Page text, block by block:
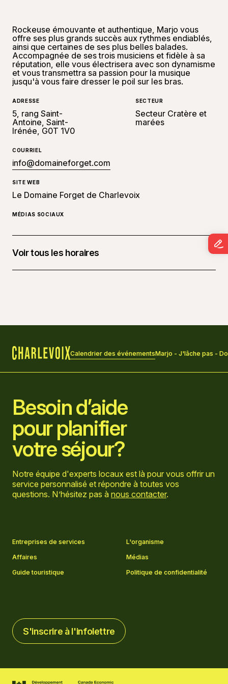
Rockeuse émouvante et authentique, Marjo vous
offre ses plus grands succès aux rythmes endiablés,
ainsi que certaines de ses plus belles balades.
Accompagnée de ses trois musiciens et fidèle à sa
réputation, elle vous électrisera avec son dynamisme
et vous transmettra sa passion pour la musique
jusqu'à vous faire dresser le poil sur les bras.
ADRESSE
5, rang Saint-
Antoine, Saint-
Irénée, G0T 1V0
SECTEUR
Secteur Cratère et
marées
COURRIEL
info@domaineforget.com
SITE WEB
Le Domaine Forget de Charlevoix
MÉDIAS SOCIAUX
Voir tous les horaires
Calendrier des événementsMarjo - J'lâche pas -
Besoin d’aide
pour planifier
votre séjour?
Notre équipe d'experts locaux est là pour vous offrir un
service personnalisé et répondre à toutes vos
questions. N’hésitez pas à nous contacter.
Entreprises de services
L'organisme
Affaires
Médias
Guide touristique
Politique de confidentialité
S'inscrire à l'infolettre
S'inscrire à l'infolettre